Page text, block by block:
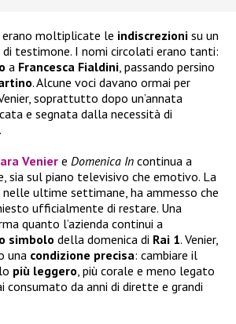
moltiplicate le indiscrezioni su un
di testimone. I nomi circolati erano tanti:
a Francesca Fialdini, passando persino
. Alcune voci davano ormai per
soprattutto dopo un’annata
e segnata dalla necessità di
Venier e Domenica In continua a
sia sul piano televisivo che emotivo. La
ultime settimane, ha ammesso che
ufficialmente di restare. Una
quanto l’azienda continui a
simbolo della domenica di Rai 1. Venier,
una condizione precisa: cambiare il
più leggero, più corale e meno legato
consumato da anni di dirette e grandi